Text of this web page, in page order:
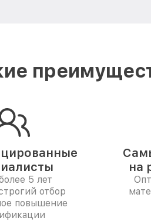
5 лет
отбор
повышение
на